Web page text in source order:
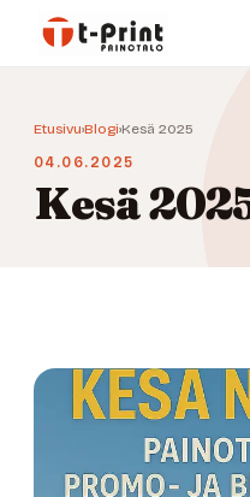
Etusivu›Blogi›Kesä 2025
04.06.2025
Kesä